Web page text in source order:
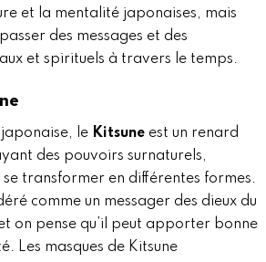
et la mentalité japonaises, mais
des messages et des
et spirituels à travers le temps.
le Kitsuneest un renard
des pouvoirs surnaturels,
transformer en différentes formes.
comme un messager des dieux du
on pense qu’il peut apporter bonne
Les masques de Kitsune